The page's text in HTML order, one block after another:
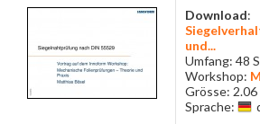
Download:
und...
Umfang: 48
Workshop:
Grösse: 2.06
Sprache: